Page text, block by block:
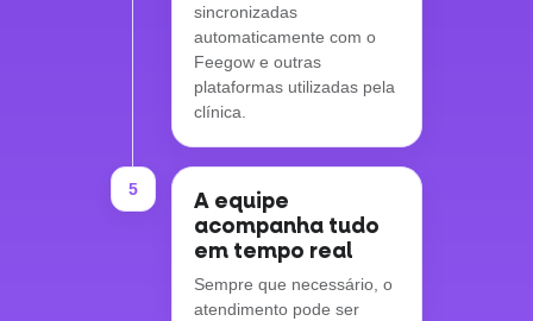
sincronizadas
automaticamente com o
Feegow e outras
plataformas utilizadas pela
clínica.
5
A equipe
acompanha tudo
em tempo real
Sempre que necessário, o
atendimento pode ser